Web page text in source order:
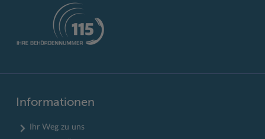
Informationen
Ihr Weg zu uns